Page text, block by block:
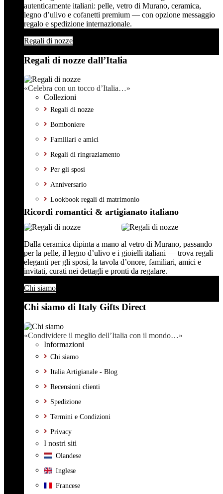
autenticamente italiani: pelle, vetro di Murano, ceramica,
legno d’ulivo e cofanetti premium — con opzione messaggio
regalo e spedizione internazionale.
Regali di nozze
Regali di nozze dall’Italia
«Celebra con un tocco d’Italia…»
Collezioni
Regali di nozze
Bomboniere
Familiari e amici
Regali di ringraziamento
Per gli sposi
Anniversario
Lookbook regali di matrimonio
Ricordi romantici & artigianato italiano
Dalla ceramica dipinta a mano al vetro di Murano, passando
per la pelle, il legno d’ulivo e i gioielli italiani — trova regali
eleganti per gli sposi, la tavola d’onore, familiari, amici e
invitati, curati nei dettagli e pronti da regalare.
Chi siamo
Chi siamo di Italy Gifts Direct
«Condividere il meglio dell’Italia con il mondo…»
Informazioni
Chi siamo
Italia Artigianale - Blog
Recensioni clienti
Spedizione
Termini e Condizioni
Privacy
I nostri siti
Olandese
Inglese
Francese